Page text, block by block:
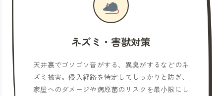
ネズミ・害獣対策
天井裏でゴソゴソ音がする、異臭がするなどのネ
ズミ被害。侵入経路を特定してしっかりと防ぎ、
家屋へのダメージや病原菌のリスクを最小限にし